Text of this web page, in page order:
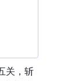
关，斩